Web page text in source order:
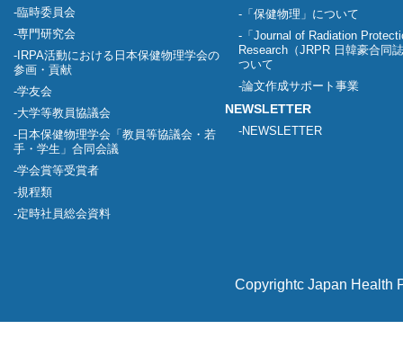
臨時委員会
専門研究会
IRPA活動における日本保健物理学会の
参画・貢献
学友会
大学等教員協議会
日本保健物理学会「教員等協議会・若
手・学生」合同会議
学会賞等受賞者
規程類
定時社員総会資料
「保健物理」について
「Journal of Radiation
Research（JRPR 日韓豪合同
ついて
論文作成サポート事業
NEWSLETTER
NEWSLETTER
Copyrightc Japan Health